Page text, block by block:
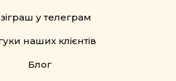
у телеграм
наших клієнтів
Блог